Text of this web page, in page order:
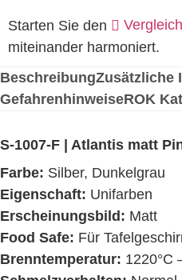
Starten Sie den Vergleich
miteinander harmoniert.
BeschreibungZusätzliche
GefahrenhinweiseROK
S-1007-F | Atlantis matt
Farbe: Silber, Dunkelgrau
Eigenschaft: Unifarben
Erscheinungsbild: Matt
Food Safe: Für
Brenntemperatur: 1220°C